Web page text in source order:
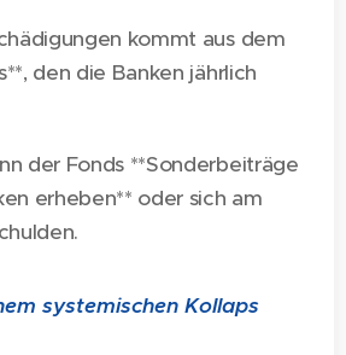
kommt aus dem
den die Banken jährlich
der Fonds **Sonderbeiträge
erheben** oder sich am
systemischen Kollaps